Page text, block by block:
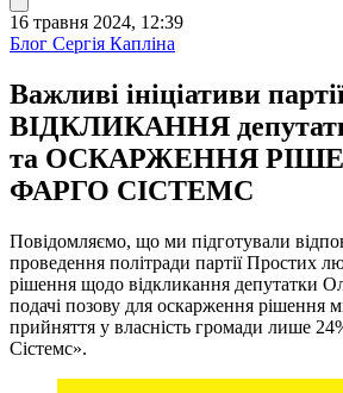
16 травня 2024, 12:39
Блог Сергія Капліна
Важливі ініціативи
ВІДКЛИКАННЯ
та ОСКАРЖЕННЯ
ФАРГО СІСТЕМС
Повідомляємо, що ми підготували
проведення політради партії Простих
рішення щодо відкликання депутатки
подачі позову для оскарження рішення
прийняття у власність громади лише
Сістемс».